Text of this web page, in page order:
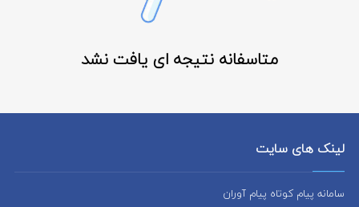
متاسفانه نتیجه ای یافت نشد
لینک های سایت
سامانه پیام کوتاه پیام آوران